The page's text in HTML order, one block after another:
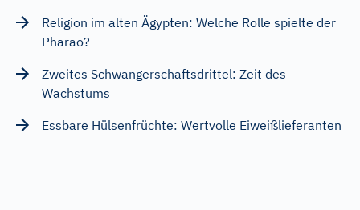
Religion im alten Ägypten: Welche Rolle spielte der
Pharao?
Zweites Schwangerschaftsdrittel: Zeit des
Wachstums
Essbare Hülsenfrüchte: Wertvolle Eiweißlieferanten